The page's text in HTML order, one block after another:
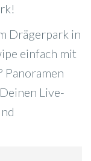
Drägerpark in
einfach mit
Panoramen
Live-